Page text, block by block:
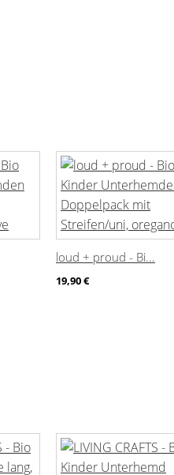
loud + proud - Bi...
19,90 €